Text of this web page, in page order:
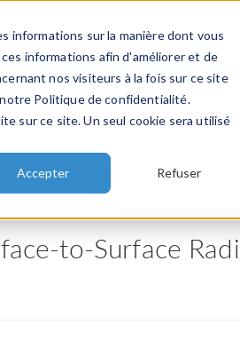
informations sur la manière dont vous
informations afin d'améliorer et de
nos visiteurs à la fois sur ce site
Politique de confidentialité.
sur ce site. Un seul cookie sera utilisé
Accepter Refuser
VIDEOS EVENEMENTS
to-Surface